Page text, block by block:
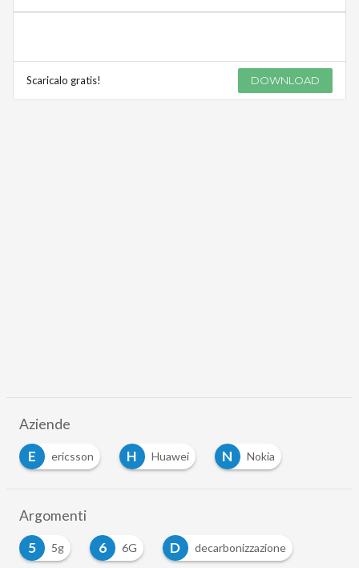
Scaricalo gratis! DOWNLOAD
Aziende
E
ericsson H Huawei N Nokia
Argomenti
5
5g 6 6G D decarbonizzazione